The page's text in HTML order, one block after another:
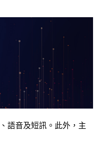
語音及短訊。此外，主